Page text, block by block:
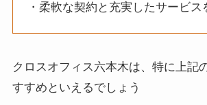
・柔軟な契約と充実したサービス
クロスオフィス六本木は、特に上記
すすめといえるでしょう